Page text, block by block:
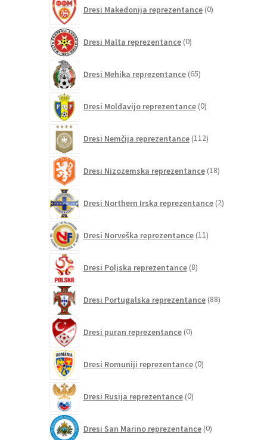
Dresi Makedonija reprezentance 0izdelkov
Dresi Malta reprezentance 0izdelkov
Dresi Mehika reprezentance 65izdelkov
Dresi Moldavijo reprezentance 0izdelkov
Dresi Nemčija reprezentance 112izdelkov
Dresi Nizozemska reprezentance 18izdelkov
Dresi Northern Irska reprezentance 2izdelka
Dresi Norveška reprezentance 11izdelkov
Dresi Poljska reprezentance 8izdelkov
Dresi Portugalska reprezentance 88izdelkov
Dresi puran reprezentance 0izdelkov
Dresi Romuniji reprezentance 0izdelkov
Dresi Rusija reprezentance 0izdelkov
Dresi San Marino reprezentance 0izdelkov